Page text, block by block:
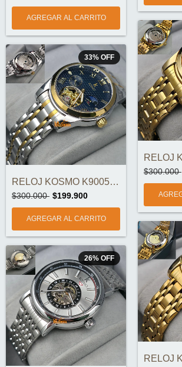
33% OFF
RELOJ KOSMO K9005C AUTOMÁTICO SOL Y LUNA...
$300.000 $199.900
$300.000
26% OFF